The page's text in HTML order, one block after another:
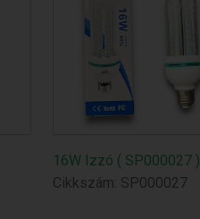
16W Izzó ( SP000027 )
Cikkszám: SP000027